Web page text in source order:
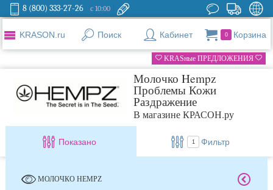
8 (800) 333-27-26 с 10:00
KRASON.ru Поиск Кабинет 0 Корзина
KRASные ПРЕДЛОЖЕНИЯ
Молочко Hempz
Проблемы Кожи
Раздражение
В магазине КРАСОН.ру
Показано 1 Фильтр
МОЛОЧКО HEMPZ